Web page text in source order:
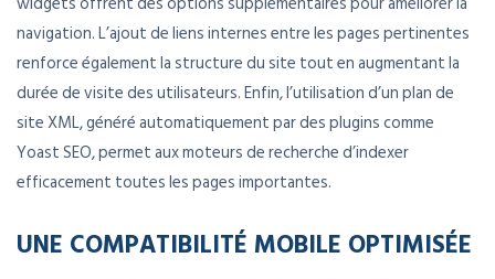
navigation. L’ajout de liens internes entre les pages pertinentes
renforce également la structure du site tout en augmentant la
durée de visite des utilisateurs. Enfin, l’utilisation d’un plan de
site XML, généré automatiquement par des plugins comme
Yoast SEO, permet aux moteurs de recherche d’indexer
efficacement toutes les pages importantes.
UNE COMPATIBILITÉ MOBILE OPTIMISÉE